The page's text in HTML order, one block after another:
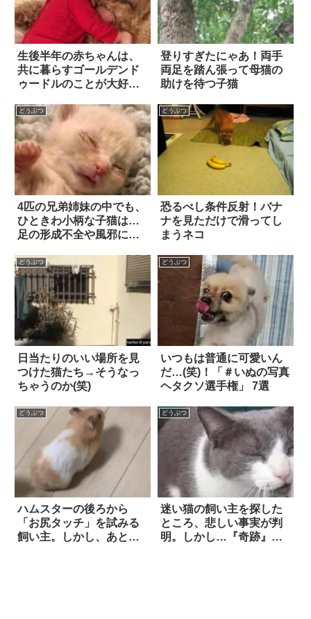
生後半年の赤ちゃんは、
共に暮らすゴールデンド
ゥードルのことが大好
収めた写真にホッコリ癒
やされる
登りすぎたにゃあ！両手
両足を踏ん張って母猫の
助けを待つ子猫
どうぶつ
4匹の兄弟姉妹の中でも、
ひときわ小柄な子猫は…
足の形成不全や風邪にも
さ」で命をつないだ！
どうぶつ
恐るべし条件反射！バナ
ナを見ただけで滑ってし
まうネコ
どうぶつ
日当たりのいい場所を見
つけた猫たち→そうなっ
ちゃうのか(笑)
どうぶつ
いつもは普通に可愛いん
だ…(笑)！「＃いぬの写真
ヘタクソ選手権」 7選
どうぶつ
ハムスターの後ろから
「お尻タッチ」を試みる
飼い主。しかし、あとほ
どうぶつ
迷い猫の飼い主を探した
ところ、悲しい事実が判
明。しかし…『奇跡』は